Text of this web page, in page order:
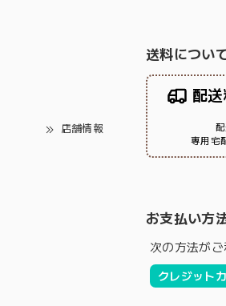
店舗情報
送料につい
配
専用宅
お支払い方
次の方法がご
クレジット